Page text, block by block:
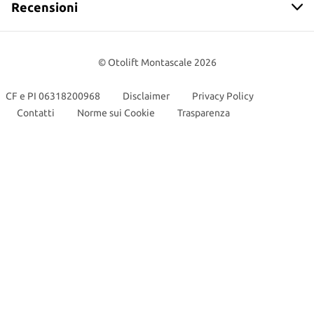
Prodotti
Otolift Line
Offerte di lavoro
Centro di consulenza
Recensioni
© Otolift Montascale 2026
CF e PI 06318200968 Disclaimer
Privacy Policy
Contatti
Norme sui Cookie Trasparenza